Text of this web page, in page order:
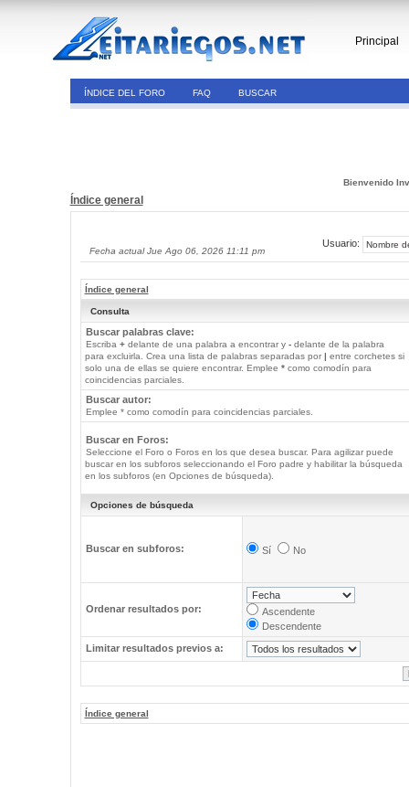
Principal
ÍNDICE DEL FORO FAQ BUSCAR
Bienvenido
Índice general
Fecha actual Jue Ago 06, 2026 11:11 pm
Usuario:
Índice general
Consulta
Buscar palabras clave:
Escriba +delante de una palabra a encontrar y -delante de la palabra
para excluirla. Crea una lista de palabras separadas por | entre corchetes si
solo una de ellas se quiere encontrar. Emplee *como comodín para
coincidencias parciales.
Buscar autor:
Emplee * como comodín para coincidencias parciales.
Buscar en Foros:
Seleccione el Foro o Foros en los que desea buscar. Para agilizar puede
buscar en los subforos seleccionando el Foro padre y habilitar la búsqueda
en los subforos (en Opciones de búsqueda).
Opciones de búsqueda
Buscar en subforos: Sí No
Ordenar resultados por:
Ascendente
Descendente
Limitar resultados previos a:
Índice general